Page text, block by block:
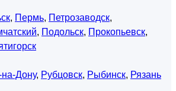
, Пермь, Петрозаводск,
, Подольск, Прокопьевск,
на-Дону, Рубцовск, Рыбинск, Рязань